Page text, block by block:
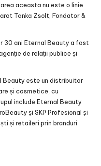
aceasta nu este o linie
Tanka Zsolt, Fondator &
30 ani Eternal Beauty a fost
de relații publice și
Beauty este un distribuitor
și cosmetice, cu
include Eternal Beauty
și SKP Profesional și
și retaileri prin branduri